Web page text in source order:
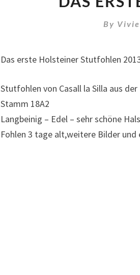
By
Das erste Holsteiner Stutfohlen
Stutfohlen von Casall la Silla aus
Stamm 18A2
Langbeinig – Edel – sehr schöne
Fohlen 3 tage alt,weitere Bilder